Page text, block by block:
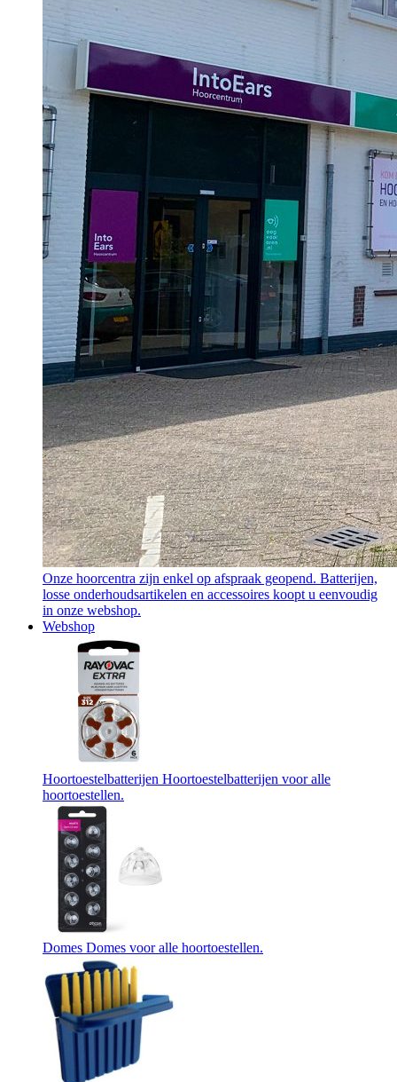
Onze hoorcentra zijn enkel op afspraak geopend. Batterijen,
losse onderhoudsartikelen en accessoires koopt u eenvoudig
in onze webshop.
Webshop
Hoortoestelbatterijen Hoortoestelbatterijen voor alle
hoortoestellen.
Domes Domes voor alle hoortoestellen.